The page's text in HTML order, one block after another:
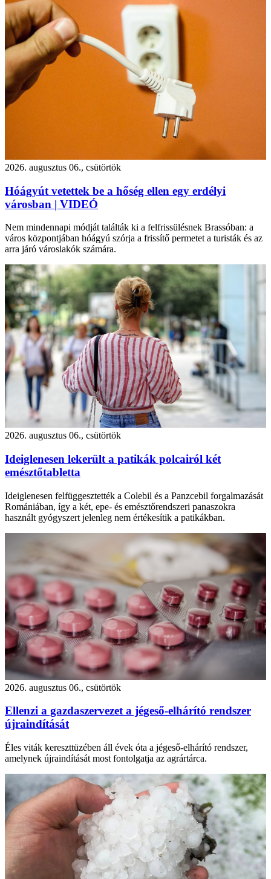
2026. augusztus 06., csütörtök
Hóágyút vetettek be a hőség ellen egy erdélyi
városban | VIDEÓ
Nem mindennapi módját találták ki a felfrissülésnek Brassóban: a
város központjában hóágyú szórja a frissítő permetet a turisták és az
arra járó városlakók számára.
2026. augusztus 06., csütörtök
Ideiglenesen lekerült a patikák polcairól két
emésztőtabletta
Ideiglenesen felfüggesztették a Colebil és a Panzcebil forgalmazását
Romániában, így a két, epe- és emésztőrendszeri panaszokra
használt gyógyszert jelenleg nem értékesítik a patikákban.
2026. augusztus 06., csütörtök
Ellenzi a gazdaszervezet a jégeső-elhárító rendszer
újraindítását
Éles viták kereszttüzében áll évek óta a jégeső-elhárító rendszer,
amelynek újraindítását most fontolgatja az agrártárca.